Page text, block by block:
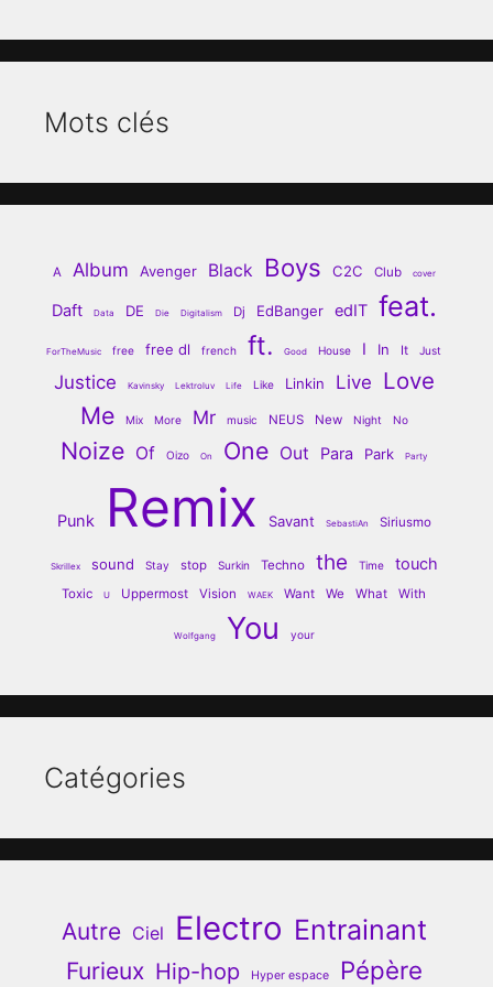
Mots clés
A Album Avenger Black Boys C2C Club cover
Daft Data DE Die Digitalism Dj EdBanger edIT feat.
ForTheMusic free free dl french ft. Good House I In It Just
Justice Kavinsky Lektroluv Life Like Linkin Live Love
Me Mix More Mr music NEUS New Night No
Noize Of Oizo On One Out Para Park Party
Punk Remix Savant SebastiAn Siriusmo
Skrillex sound Stay stop Surkin Techno the Time touch
Toxic U Uppermost Vision WAEK Want We What With
Wolfgang You your
Catégories
Autre Ciel Electro Entrainant
Furieux Hip-hop Hyper espace Pépère